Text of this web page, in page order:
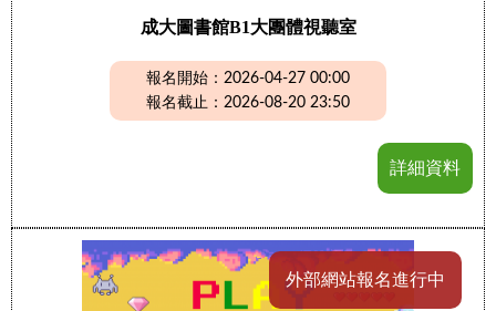
成大圖書館B1大團體視聽室
報名開始：2026-04-27 00:00
報名截止：2026-08-20 23:50
詳細資料
外部網站報名進行中